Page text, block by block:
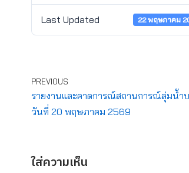
Last Updated 22 พฤษภาคม
PREVIOUS
รายงานและคาดการณ์สถานการณ์ลุ่มน้ำบ
วันที่ 20 พฤษภาคม 2569
ใส่ความเห็น